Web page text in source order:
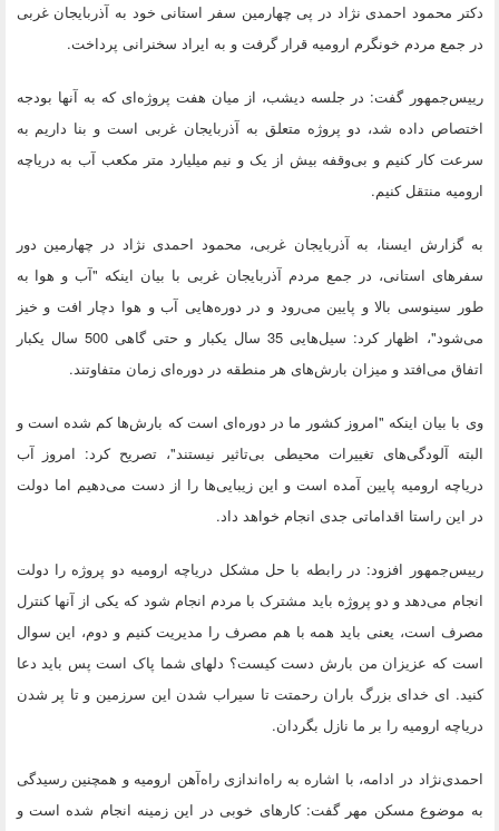
دکتر محمود احمدی نژاد در پی چهارمین سفر استانی خود به آذربایجان غربی
در جمع مردم خونگرم ارومیه قرار گرفت و به ایراد سخنرانی پرداخت.
رییس‌جمهور گفت: در جلسه دیشب، از میان هفت پروژه‌ای که به آنها بودجه
اختصاص داده شد، دو پروژه متعلق به آذربایجان غربی است و بنا داریم به
سرعت کار کنیم و بی‌وقفه بیش از یک و نیم میلیارد متر مکعب آب به دریاچه
ارومیه منتقل کنیم.
به گزارش ایسنا، به آذربایجان غربی، محمود احمدی نژاد در چهارمین دور
سفرهای استانی، در جمع مردم آذربایجان غربی با بیان اینکه "آب و هوا به
طور سینوسی بالا و پایین می‌رود و در دوره‌هایی آب و هوا دچار افت و خیز
می‌شود"، اظهار کرد: سیل‌هایی 35 سال یکبار و حتی گاهی 500 سال یکبار
اتفاق می‌افتد و میزان بارش‌های هر منطقه در دوره‌ای زمان متفاوتند.
وی با بیان اینکه "امروز کشور ما در دوره‌ای است که بارش‌ها کم شده است و
البته آلودگی‌های تغییرات محیطی بی‌تاثیر نیستند"، تصریح کرد: امروز آب
دریاچه ارومیه پایین آمده است و این زیبایی‌ها را از دست می‌دهیم اما دولت
در این راستا اقداماتی جدی انجام خواهد داد.
رییس‌جمهور افزود: در رابطه با حل مشکل دریاچه ارومیه دو پروژه را دولت
انجام می‌دهد و دو پروژه باید مشترک با مردم انجام شود که یکی از آنها کنترل
مصرف است، یعنی باید همه با هم مصرف را مدیریت کنیم و دوم، این سوال
است که عزیزان من بارش دست کیست؟ دلهای شما پاک است پس باید دعا
کنید. ای خدای بزرگ باران رحمتت تا سیراب شدن این سرزمین و تا پر شدن
دریاچه ارومیه را بر ما نازل بگردان.
احمدی‌نژاد در ادامه، با اشاره به راه‌اندازی راه‌آهن ارومیه و همچنین رسیدگی
به موضوع مسکن مهر گفت: کارهای خوبی در این زمینه انجام شده است و